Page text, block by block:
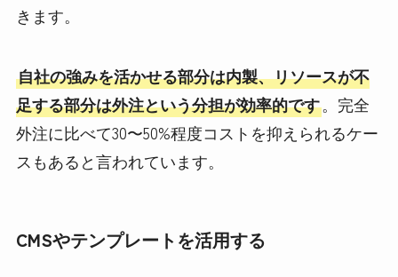
きます。
自社の強みを活かせる部分は内製、リソースが不
足する部分は外注という分担が効率的です。完全
外注に比べて30〜50%程度コストを抑えられるケー
スもあると言われています。
CMSやテンプレートを活用する